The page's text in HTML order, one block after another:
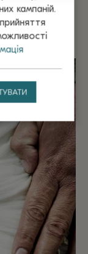
меринос
комфортними.
кампаній.